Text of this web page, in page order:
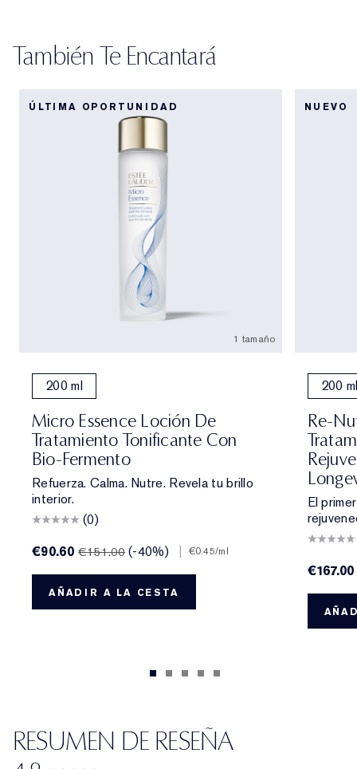
También Te Encantará
ÚLTIMA OPORTUNIDAD
1 tamaño
200 ml
Micro Essence Loción De
Tratamiento Tonificante Con
Bio-Fermento
Refuerza. Calma. Nutre. Revela tu brillo
interior.
(0)
€90.60€151.00 (-40%) | €0.45/ml
AÑADIR A LA CESTA
NUEVO
200
Re-
El
€167.00
RESUMEN DE RESEÑA